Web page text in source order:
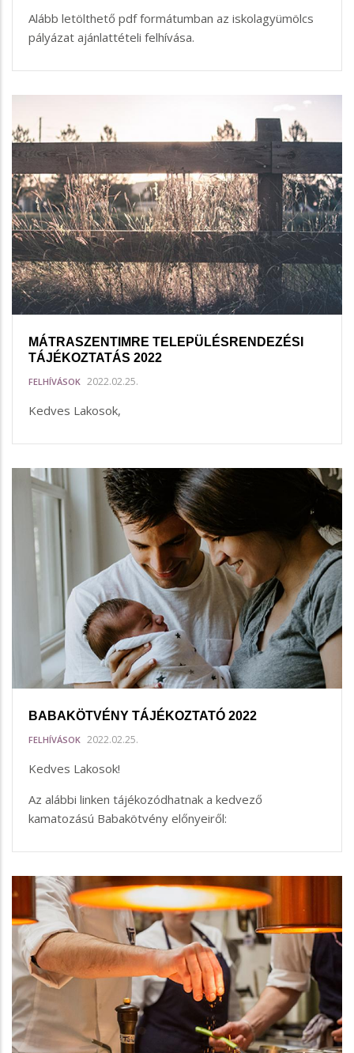
Alább letölthető pdf formátumban az iskolagyümölcs
pályázat ajánlattételi felhívása.
MÁTRASZENTIMRE TELEPÜLÉSRENDEZÉSI
TÁJÉKOZTATÁS 2022
FELHÍVÁSOK 2022.02.25.
Kedves Lakosok,
BABAKÖTVÉNY TÁJÉKOZTATÓ 2022
FELHÍVÁSOK 2022.02.25.
Kedves Lakosok!
Az alábbi linken tájékozódhatnak a kedvező
kamatozású Babakötvény előnyeiről: